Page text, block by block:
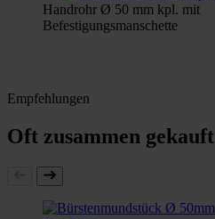
Handrohr Ø 50 mm kpl. mit
Befestigungsmanschette
Empfehlungen
Oft zusammen gekauft